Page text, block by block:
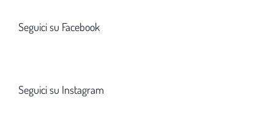
Seguici su Facebook
Seguici su Instagram